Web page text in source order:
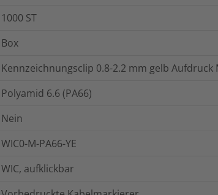
1000 ST
Box
Kennzeichnungsclip 0.8-2.2 mm gelb Aufdruck
Polyamid 6.6 (PA66)
Nein
WIC0-M-PA66-YE
WIC, aufklickbar